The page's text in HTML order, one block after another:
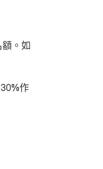
。如
作